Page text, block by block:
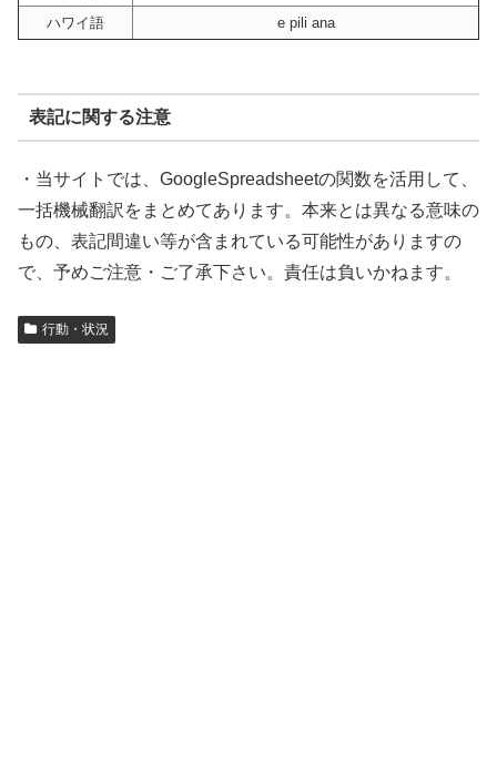
ハワイ語
e pili ana
表記に関する注意
・当サイトでは、GoogleSpreadsheetの関数を活用して、
一括機械翻訳をまとめてあります。本来とは異なる意味の
もの、表記間違い等が含まれている可能性がありますの
で、予めご注意・ご了承下さい。責任は負いかねます。
行動・状況